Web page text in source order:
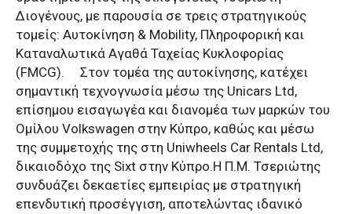
Διογένους, με παρουσία σε τρεις στρατηγικούς
τομείς: Αυτοκίνηση & Mobility, Πληροφορική και
Καταναλωτικά Αγαθά Ταχείας Κυκλοφορίας
(FMCG). Στον τομέα της αυτοκίνησης, κατέχει
σημαντική τεχνογνωσία μέσω της Unicars Ltd,
επίσημου εισαγωγέα και διανομέα των μαρκών του
Ομίλου Volkswagen στην Κύπρο, καθώς και μέσω
της συμμετοχής της στη Uniwheels Car Rentals Ltd,
δικαιοδόχο της Sixt στην Κύπρο.Η Π.Μ. Τσεριώτης
συνδυάζει δεκαετίες εμπειρίας με στρατηγική
επενδυτική προσέγγιση, αποτελώντας ιδανικό